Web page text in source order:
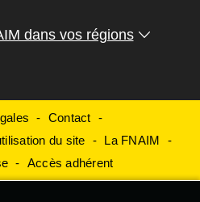
dans vos régions
Contact
du site
La FNAIM
Accès adhérent